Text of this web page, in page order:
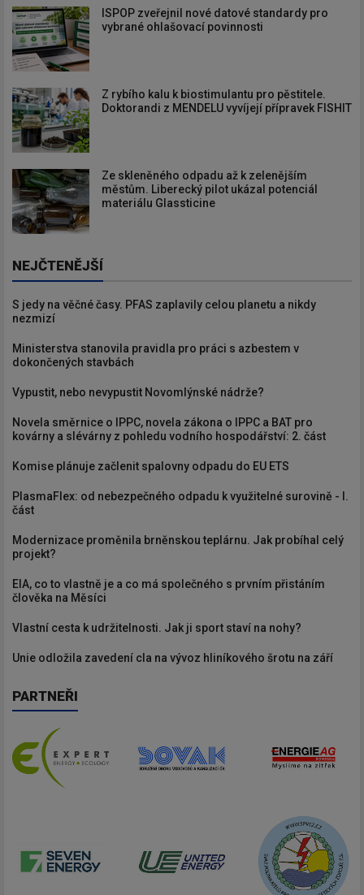
ISPOP zveřejnil nové datové standardy pro
vybrané ohlašovací povinnosti
Z rybího kalu k biostimulantu pro pěstitele.
Doktorandi z MENDELU vyvíjejí přípravek FISHIT
Ze skleněného odpadu až k zelenějším
městům. Liberecký pilot ukázal potenciál
materiálu Glassticine
NEJČTENĚJŠÍ
S jedy na věčné časy. PFAS zaplavily celou planetu a nikdy
nezmizí
Ministerstva stanovila pravidla pro práci s azbestem v
dokončených stavbách
Vypustit, nebo nevypustit Novomlýnské nádrže?
Novela směrnice o IPPC, novela zákona o IPPC a BAT pro
kovárny a slévárny z pohledu vodního hospodářství: 2. část
Komise plánuje začlenit spalovny odpadu do EU ETS
PlasmaFlex: od nebezpečného odpadu k využitelné surovině - I.
část
Modernizace proměnila brněnskou teplárnu. Jak probíhal celý
projekt?
EIA, co to vlastně je a co má společného s prvním přistáním
člověka na Měsíci
Vlastní cesta k udržitelnosti. Jak ji sport staví na nohy?
Unie odložila zavedení cla na vývoz hliníkového šrotu na září
PARTNEŘI